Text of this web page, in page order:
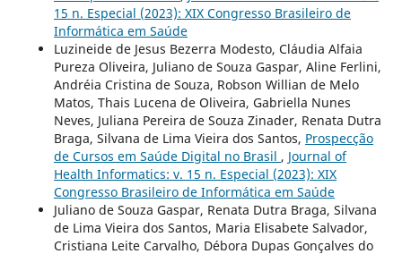
15 n. Especial (2023): XIX Congresso Brasileiro de
Informática em Saúde
Luzineide de Jesus Bezerra Modesto, Cláudia Alfaia
Pureza Oliveira, Juliano de Souza Gaspar, Aline Ferlini,
Andréia Cristina de Souza, Robson Willian de Melo
Matos, Thais Lucena de Oliveira, Gabriella Nunes
Neves, Juliana Pereira de Souza Zinader, Renata Dutra
Braga, Silvana de Lima Vieira dos Santos, Prospecção
de Cursos em Saúde Digital no Brasil , Journal of
Health Informatics: v. 15 n. Especial (2023): XIX
Congresso Brasileiro de Informática em Saúde
Juliano de Souza Gaspar, Renata Dutra Braga, Silvana
de Lima Vieira dos Santos, Maria Elisabete Salvador,
Cristiana Leite Carvalho, Débora Dupas Gonçalves do